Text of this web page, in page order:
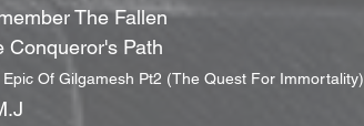
The Fallen
Conqueror's Path
Of Gilgamesh Pt2 (The Quest For Immortality)